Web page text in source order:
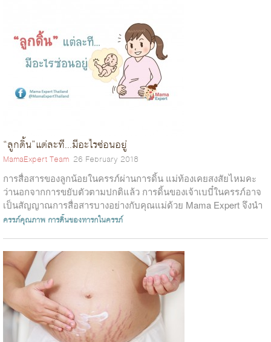
“ลูกดิ้น”แต่ละที...มีอะไรซ่อนอยู่
MamaExpert Team 26 February 2018
การสื่อสารของลูกน้อยในครรภ์ผ่านการดิ้น แม่ท้องเคยสงสัยไหมคะ
ว่านอกจากการขยับตัวตามปกติแล้ว การดิ้นของเจ้าเบบี๋ในครรภ์อาจ
เป็นสัญญาณการสื่อสารบางอย่างกับคุณแม่ด้วย Mama Expert จึงนำ
การสื่อสารของลูกน้...
ครรภ์คุณภาพ การดิ้นของทารกในครรภ์